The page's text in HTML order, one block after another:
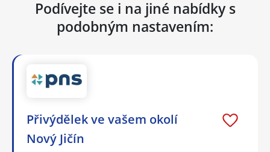
Podívejte se i na jiné nabídky s
podobným nastavením:
Přivýdělek ve vašem okolí
Nový Jičín